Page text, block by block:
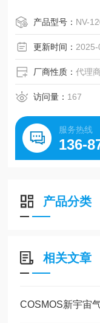
120Dx）、氧气（
Mx）。
产品型号： NV-
更新时间：
厂商性质：代理商
访问量： 167
服务热线
136-
产品分类
相关文章
COSMOS新宇宙